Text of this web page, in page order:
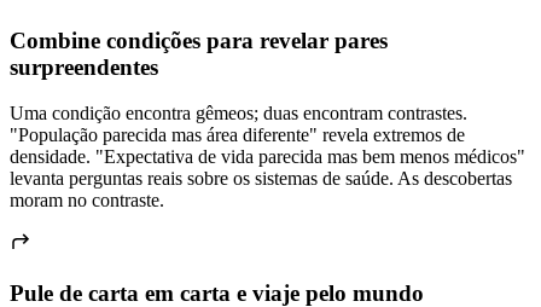
Combine condições para revelar pares
surpreendentes
Uma condição encontra gêmeos; duas encontram contrastes.
"População parecida mas área diferente" revela extremos de
densidade. "Expectativa de vida parecida mas bem menos médicos"
levanta perguntas reais sobre os sistemas de saúde. As descobertas
moram no contraste.
Pule de carta em carta e viaje pelo mundo